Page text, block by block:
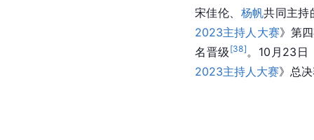
宋佳伦、 杨帆共同主持
2023主持人大赛》第
名晋级 [38] 。10月23日
2023主持人大赛》总